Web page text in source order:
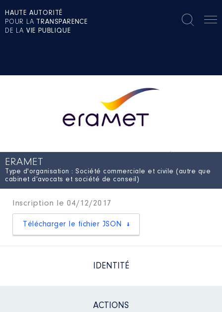
HAUTE AUTORITÉ
POUR LA TRANSPARENCE
DE LA VIE PUBLIQUE
ERAMET
Type d'organisation : Société commerciale et civile (autre que
cabinet d’avocats et société de conseil)
Inscription le 04/12/2017
Télécharger le fichier JSON
IDENTITÉ
ACTIONS